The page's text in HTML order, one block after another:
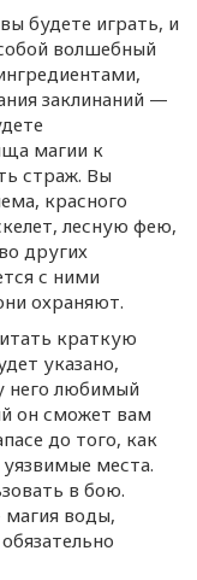
будете играть, и
волшебный
заклинаний —
магии к
страж. Вы
красного
лесную фею,
других
с ними
охраняют.
краткую
указано,
него любимый
он сможет вам
до того, как
уязвимые места.
в бою.
магия воды,